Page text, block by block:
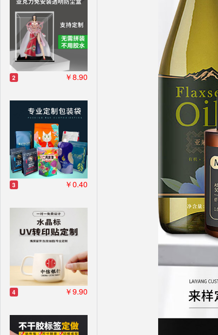
2 ￥8.90
3 ￥0.40
4 ￥9.90